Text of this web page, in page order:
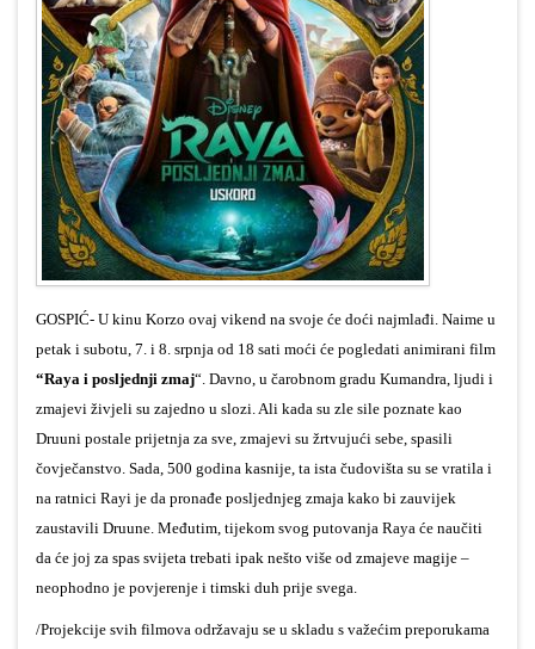
GOSPIĆ- U kinu Korzo ovaj vikend na svoje će doći najmlađi. Naime u
petak i subotu, 7. i 8. srpnja od 18 sati moći će pogledati animirani film
“Raya i posljednji zmaj“. Davno, u čarobnom gradu Kumandra, ljudi i
zmajevi živjeli su zajedno u slozi. Ali kada su zle sile poznate kao
Druuni postale prijetnja za sve, zmajevi su žrtvujući sebe, spasili
čovječanstvo. Sada, 500 godina kasnije, ta ista čudovišta su se vratila i
na ratnici Rayi je da pronađe posljednjeg zmaja kako bi zauvijek
zaustavili Druune. Međutim, tijekom svog putovanja Raya će naučiti
da će joj za spas svijeta trebati ipak nešto više od zmajeve magije –
neophodno je povjerenje i timski duh prije svega.
/Projekcije svih filmova održavaju se u skladu s važećim preporukama